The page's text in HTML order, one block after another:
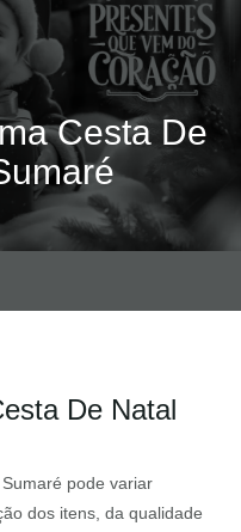
Cesta De
De Natal
pode variar
dos itens, da qualidade